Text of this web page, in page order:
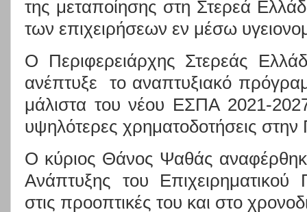
της μεταποίησης στη Στερεά
των επιχειρήσεων εν μέσω
Ο Περιφερειάρχης Στερεάς
ανέπτυξε
το αναπτυξιακό
μάλιστα του νέου ΕΣΠΑ 2021-
υψηλότερες χρηματοδοτήσεις
Ο κύριος Θάνος Ψαθάς
Ανάπτυξης του
στις προοπτικές του και στο